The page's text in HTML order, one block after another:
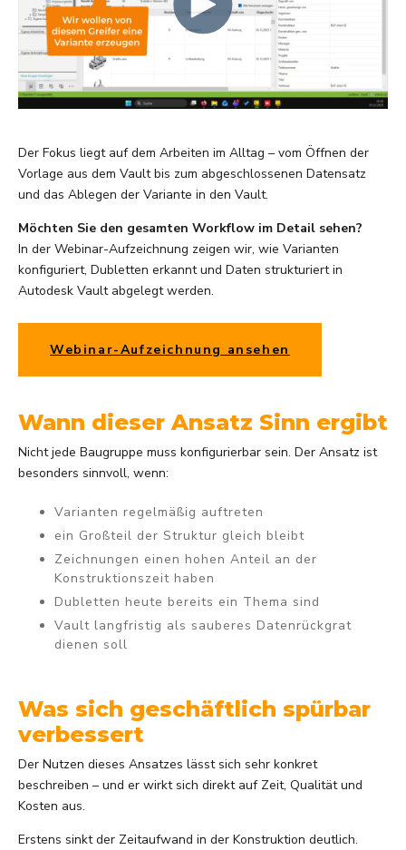
Der Fokus liegt auf dem Arbeiten im Alltag – vom Öffnen der
Vorlage aus dem Vault bis zum abgeschlossenen Datensatz
und das Ablegen der Variante in den Vault.
Möchten Sie den gesamten Workflow im Detail sehen?
In der Webinar-Aufzeichnung zeigen wir, wie Varianten
konfiguriert, Dubletten erkannt und Daten strukturiert in
Autodesk Vault abgelegt werden.
Webinar-Aufzeichnung ansehen
Wann dieser Ansatz Sinn ergibt
Nicht jede Baugruppe muss konfigurierbar sein. Der Ansatz ist
besonders sinnvoll, wenn:
Varianten regelmäßig auftreten
ein Großteil der Struktur gleich bleibt
Zeichnungen einen hohen Anteil an der
Konstruktionszeit haben
Dubletten heute bereits ein Thema sind
Vault langfristig als sauberes Datenrückgrat
dienen soll
Was sich geschäftlich spürbar
verbessert
Der Nutzen dieses Ansatzes lässt sich sehr konkret
beschreiben – und er wirkt sich direkt auf Zeit, Qualität und
Kosten aus.
Erstens sinkt der Zeitaufwand in der Konstruktion deutlich.